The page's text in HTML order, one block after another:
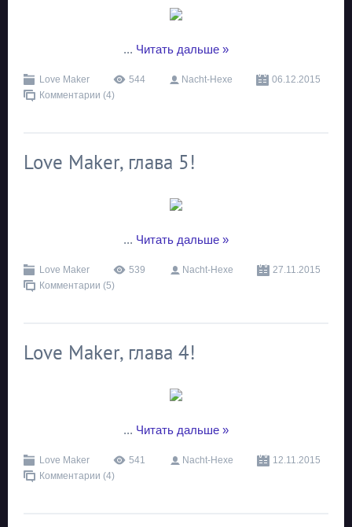
... Читать дальше »
Love Maker 544 Nacht-Hexe
06.12.2015
Комментарии (4)
Love Maker, глава 5!
... Читать дальше »
Love Maker 539 Nacht-Hexe
27.11.2015
Комментарии (5)
Love Maker, глава 4!
... Читать дальше »
Love Maker 541 Nacht-Hexe
12.11.2015
Комментарии (4)